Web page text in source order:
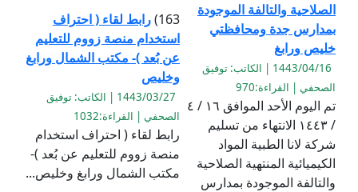
الصلاحية والتالفة الموجودة
بمدارس جدة ومحافظتي
خليص ورابغ
1443/04/16 | الكاتب: توفيق
الصحفي | القراءة:970
تم اليوم الأحد الموافق ١٦ / ٤
/ ١٤٤٣ الانتهاء من تسليم
شركة لانا الطبية المواد
الكيميائية المنتهية الصلاحية
والتالفة الموجودة بمدارس
163) رابط لقاء ( احتراف
استخدام منصة زووم للتعليم
عن بُعد )- مكتب الشمال ورابغ
وخليص
1443/03/27 | الكاتب: توفيق
الصحفي | القراءة:1032
رابط لقاء ( احتراف استخدام
منصة زووم للتعليم عن بُعد )-
مكتب الشمال ورابغ وخليص...